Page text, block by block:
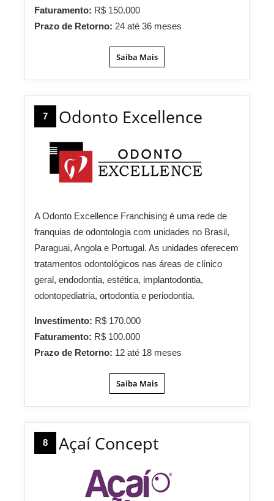
Faturamento: R$ 150.000
Prazo de Retorno: 24 até 36 meses
Saiba Mais
7 Odonto Excellence
A Odonto Excellence Franchising é uma rede de
franquias de odontologia com unidades no Brasil,
Paraguai, Angola e Portugal. As unidades oferecem
tratamentos odontológicos nas áreas de clínico
geral, endodontia, estética, implantodontia,
odontopediatria, ortodontia e periodontia.
Investimento: R$ 170.000
Faturamento: R$ 100.000
Prazo de Retorno: 12 até 18 meses
Saiba Mais
8 Açaí Concept